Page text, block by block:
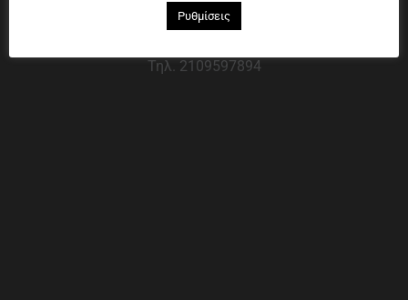
Χαροκόπου 13-15, Αθήνα 176 72
Τηλ. 2109597894
Ρυθμίσεις